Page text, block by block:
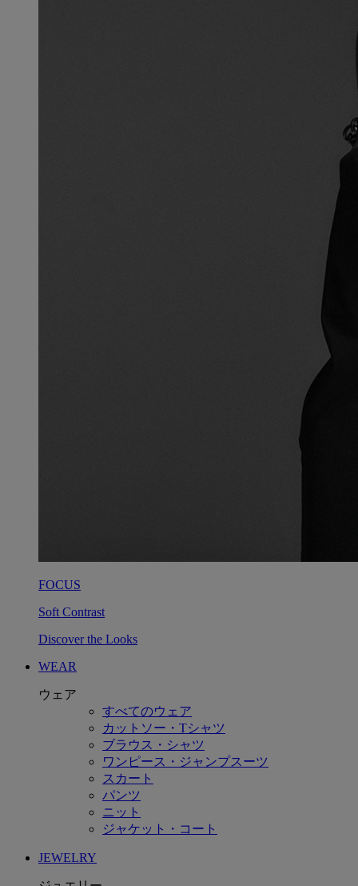
FOCUS
Soft Contrast
Discover the Looks
WEAR
ウェア
すべてのウェア
カットソー・Tシャツ
ブラウス・シャツ
ワンピース・ジャンプスーツ
スカート
パンツ
ニット
ジャケット・コート
JEWELRY